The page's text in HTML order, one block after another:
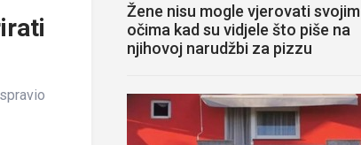
Žene nisu mogle vjerovati svojim
očima kad su vidjele što piše na
njihovoj narudžbi za pizzu